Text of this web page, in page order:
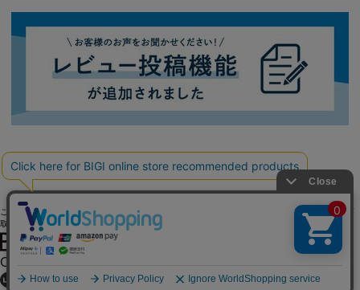
ご利用ガイド よくある質問 お問い合わせ 個人情報保護方針
特定商
取引法に基づく表記
OFFICIAL SNS